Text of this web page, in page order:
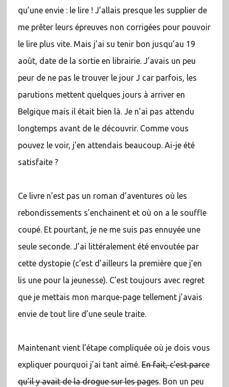
qu’une envie : le lire ! J’allais presque les supplier de
me prêter leurs épreuves non corrigées pour pouvoir
le lire plus vite. Mais j’ai su tenir bon jusqu’au 19
août, date de la sortie en librairie. J’avais un peu
peur de ne pas le trouver le jour J car parfois, les
parutions mettent quelques jours à arriver en
Belgique mais il était bien là. Je n’ai pas attendu
longtemps avant de le découvrir. Comme vous
pouvez le voir, j’en attendais beaucoup. Ai-je été
satisfaite ?
Ce livre n’est pas un roman d’aventures où les
rebondissements s’enchainent et où on a le souffle
coupé. Et pourtant, je ne me suis pas ennuyée une
seule seconde. J’ai littéralement été envoutée par
cette dystopie (c’est d’ailleurs la première que j’en
lis une pour la jeunesse). C’est toujours avec regret
que je mettais mon marque-page tellement j’avais
envie de tout lire d’une seule traite.
Maintenant vient l’étape compliquée où je dois vous
expliquer pourquoi j’ai tant aimé.En fait, c’est parce
qu’il y avait de la drogue sur les pages. Bon un peu